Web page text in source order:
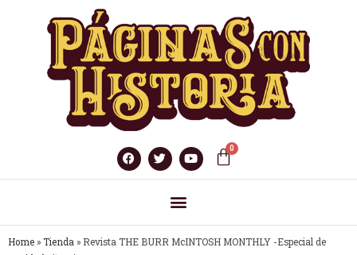
Home » Tienda » Revista THE BURR McINTOSH MONTHLY -Especial de